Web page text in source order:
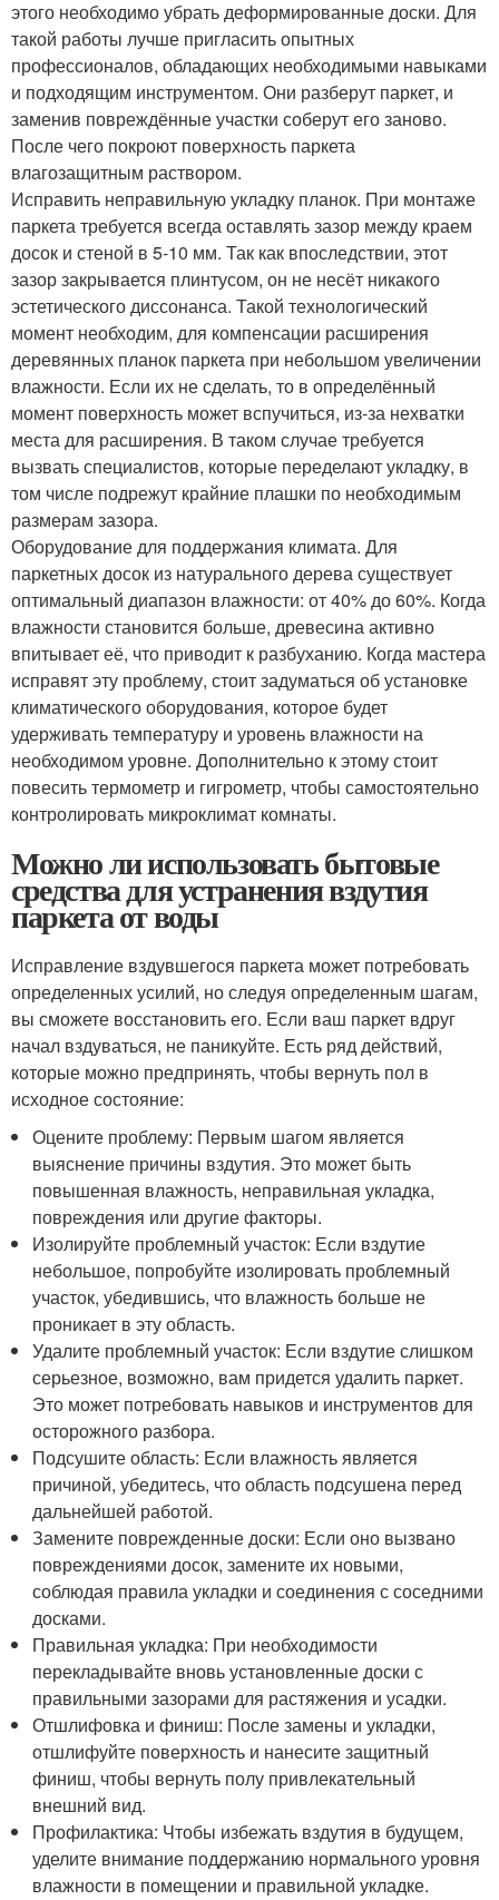
этого необходимо убрать деформированные доски. Для
такой работы лучше пригласить опытных
профессионалов, обладающих необходимыми навыками
и подходящим инструментом. Они разберут паркет, и
заменив повреждённые участки соберут его заново.
После чего покроют поверхность паркета
влагозащитным раствором.
Исправить неправильную укладку планок. При монтаже
паркета требуется всегда оставлять зазор между краем
досок и стеной в 5-10 мм. Так как впоследствии, этот
зазор закрывается плинтусом, он не несёт никакого
эстетического диссонанса. Такой технологический
момент необходим, для компенсации расширения
деревянных планок паркета при небольшом увеличении
влажности. Если их не сделать, то в определённый
момент поверхность может вспучиться, из-за нехватки
места для расширения. В таком случае требуется
вызвать специалистов, которые переделают укладку, в
том числе подрежут крайние плашки по необходимым
размерам зазора.
Оборудование для поддержания климата. Для
паркетных досок из натурального дерева существует
оптимальный диапазон влажности: от 40% до 60%. Когда
влажности становится больше, древесина активно
впитывает её, что приводит к разбуханию. Когда мастера
исправят эту проблему, стоит задуматься об установке
климатического оборудования, которое будет
удерживать температуру и уровень влажности на
необходимом уровне. Дополнительно к этому стоит
повесить термометр и гигрометр, чтобы самостоятельно
контролировать микроклимат комнаты.
Можно ли использовать бытовые
средства для устранения вздутия
паркета от воды
Исправление вздувшегося паркета может потребовать
определенных усилий, но следуя определенным шагам,
вы сможете восстановить его. Если ваш паркет вдруг
начал вздуваться, не паникуйте. Есть ряд действий,
которые можно предпринять, чтобы вернуть пол в
исходное состояние:
Оцените проблему: Первым шагом является
выяснение причины вздутия. Это может быть
повышенная влажность, неправильная укладка,
повреждения или другие факторы.
Изолируйте проблемный участок: Если вздутие
небольшое, попробуйте изолировать проблемный
участок, убедившись, что влажность больше не
проникает в эту область.
Удалите проблемный участок: Если вздутие слишком
серьезное, возможно, вам придется удалить паркет.
Это может потребовать навыков и инструментов для
осторожного разбора.
Подсушите область: Если влажность является
причиной, убедитесь, что область подсушена перед
дальнейшей работой.
Замените поврежденные доски: Если оно вызвано
повреждениями досок, замените их новыми,
соблюдая правила укладки и соединения с соседними
досками.
Правильная укладка: При необходимости
перекладывайте вновь установленные доски с
правильными зазорами для растяжения и усадки.
Отшлифовка и финиш: После замены и укладки,
отшлифуйте поверхность и нанесите защитный
финиш, чтобы вернуть полу привлекательный
внешний вид.
Профилактика: Чтобы избежать вздутия в будущем,
уделите внимание поддержанию нормального уровня
влажности в помещении и правильной укладке.